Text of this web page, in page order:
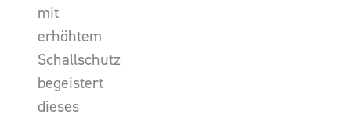
mit
erhöhtem
Schallschutz
begeistert
dieses